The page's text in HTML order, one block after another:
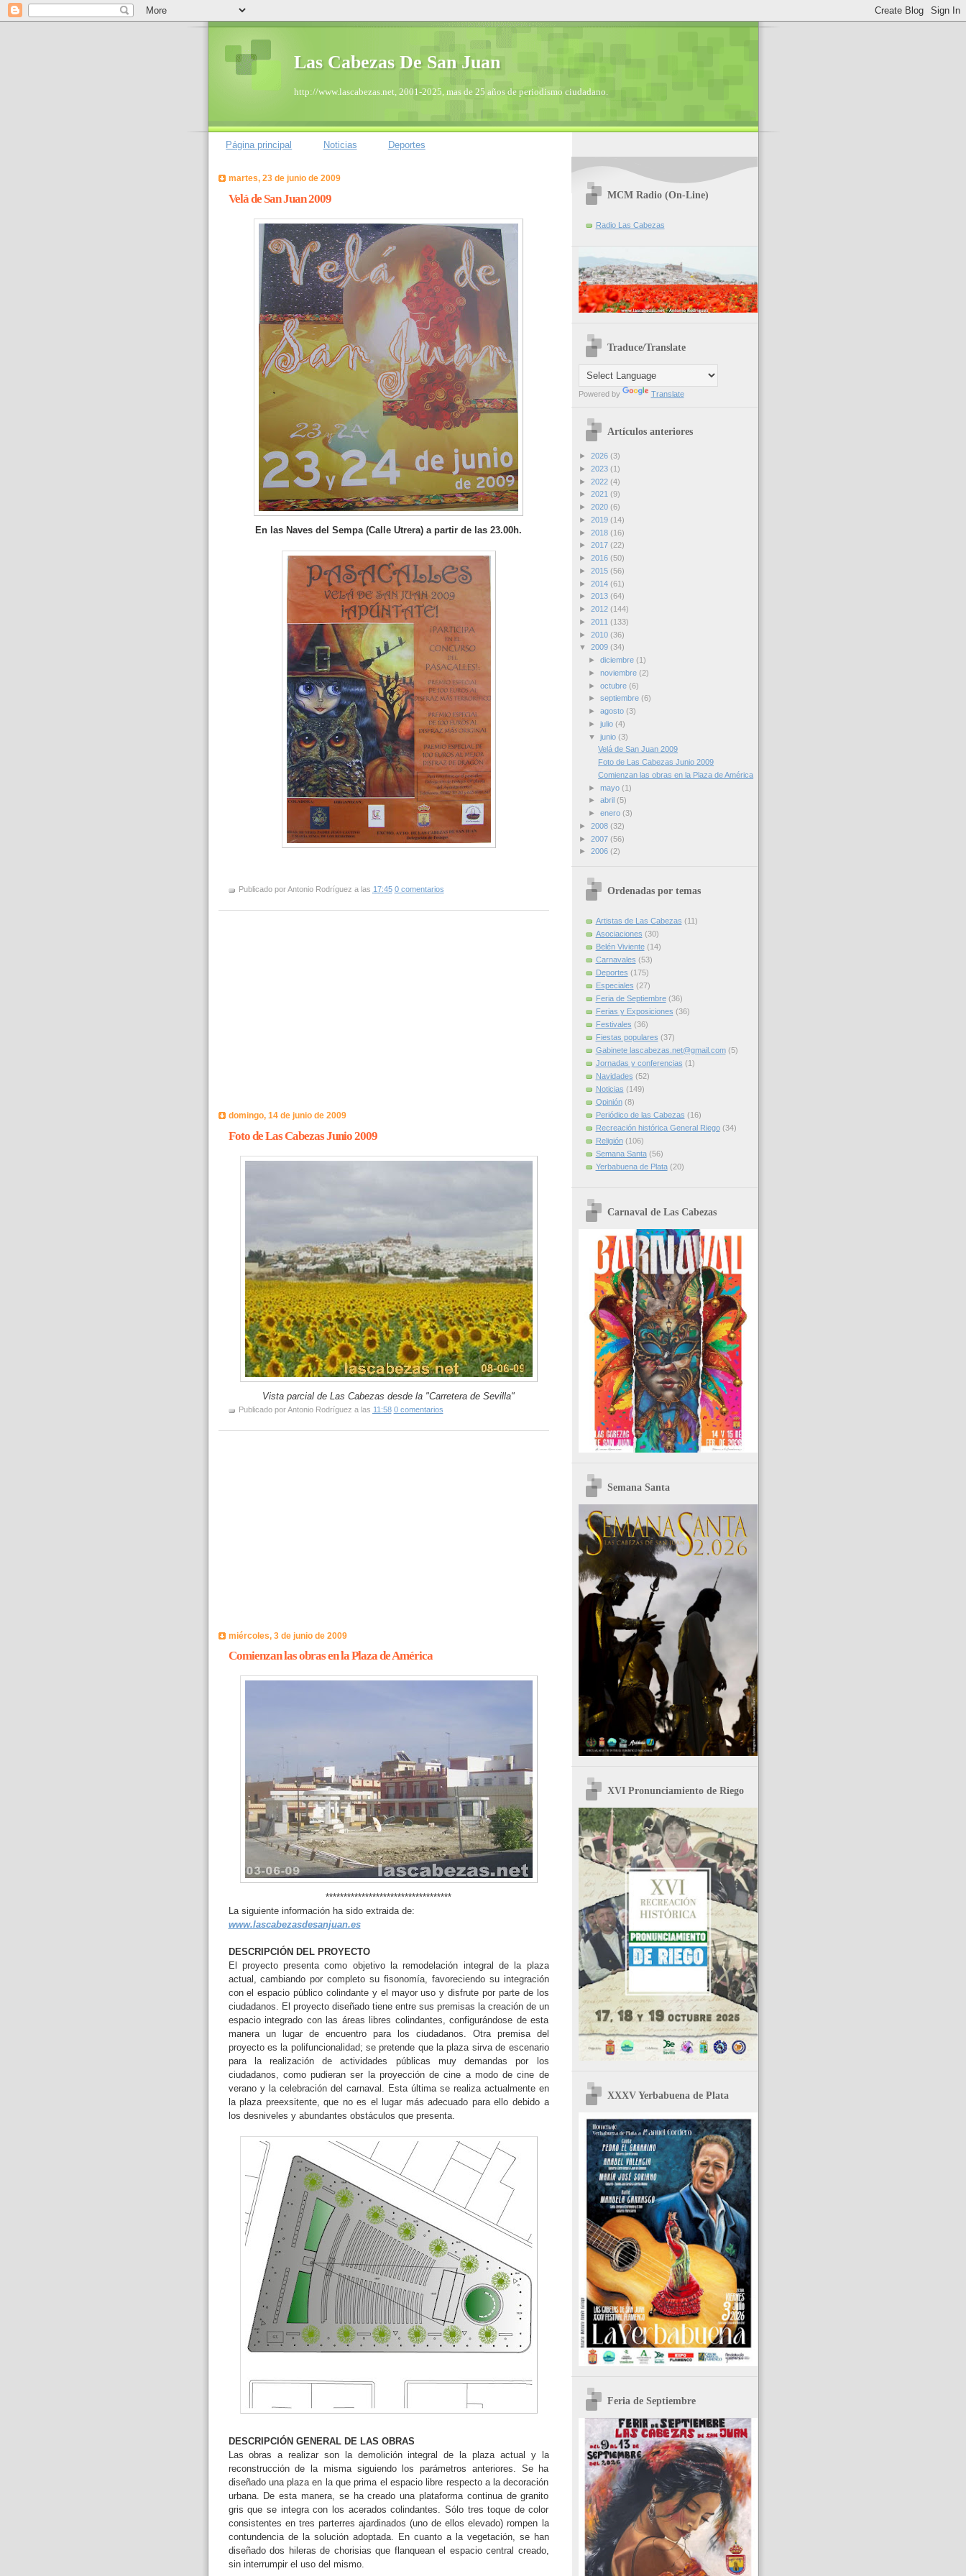
Las Cabezas De San Juan
http://www.lascabezas.net, 2001-2025, mas de 25 años de periodismo ciudadano.
Página principal Noticias Deportes
martes, 23 de junio de 2009
Velá de San Juan 2009
En las Naves del Sempa (Calle Utrera) a partir de las 23.00h.
Publicado porAntonio Rodríguez a las 17:45 0 comentarios
domingo, 14 de junio de 2009
Foto de Las Cabezas Junio 2009
Vista parcial de Las Cabezas desde la "Carretera de Sevilla"
Publicado porAntonio Rodríguez a las 11:58 0 comentarios
miércoles, 3 de junio de 2009
Comienzan las obras en la Plaza de América
***********************************
La siguiente información ha sido extraida de:
www.lascabezasdesanjuan.es
DESCRIPCIÓN DEL PROYECTO
El proyecto presenta como objetivo la remodelación integral de la plaza
actual, cambiando por completo su fisonomía, favoreciendo su integración
con el espacio público colindante y el mayor uso y disfrute por parte de los
ciudadanos. El proyecto diseñado tiene entre sus premisas la creación de un
espacio integrado con las áreas libres colindantes, configurándose de esta
manera un lugar de encuentro para los ciudadanos. Otra premisa del
proyecto es la polifuncionalidad; se pretende que la plaza sirva de escenario
para la realización de actividades públicas muy demandas por los
ciudadanos, como pudieran ser la proyección de cine a modo de cine de
verano y la celebración del carnaval. Esta última se realiza actualmente en
la plaza preexsitente, que no es el lugar más adecuado para ello debido a
los desniveles y abundantes obstáculos que presenta.
DESCRIPCIÓN GENERAL DE LAS OBRAS
Las obras a realizar son la demolición integral de la plaza actual y la
reconstrucción de la misma siguiendo los parámetros anteriores. Se ha
diseñado una plaza en la que prima el espacio libre respecto a la decoración
urbana. De esta manera, se ha creado una plataforma continua de granito
gris que se integra con los acerados colindantes. Sólo tres toque de color
consistentes en tres parterres ajardinados (uno de ellos elevado) rompen la
contundencia de la solución adoptada. En cuanto a la vegetación, se han
diseñado dos hileras de chorisias que flanquean el espacio central creado,
sin interrumpir el uso del mismo.
MCM Radio (On-Line)
Radio Las Cabezas
Traduce/Translate
Powered by Translate
Artículos anteriores
► 2026 (3)
► 2023 (1)
► 2022 (4)
► 2021 (9)
► 2020 (6)
► 2019 (14)
► 2018 (16)
► 2017 (22)
► 2016 (50)
► 2015 (56)
► 2014 (61)
► 2013 (64)
► 2012 (144)
► 2011 (133)
► 2010 (36)
▼ 2009 (34)
► diciembre (1)
► noviembre (2)
► octubre (6)
► septiembre (6)
► agosto (3)
► julio (4)
▼ junio (3)
Velá de San Juan 2009
Foto de Las Cabezas Junio 2009
Comienzan las obras en la Plaza de América
► mayo (1)
► abril (5)
► enero (3)
► 2008 (32)
► 2007 (56)
► 2006 (2)
Ordenadas por temas
Artistas de Las Cabezas (11)
Asociaciones (30)
Belén Viviente (14)
Carnavales (53)
Deportes (175)
Especiales (27)
Feria de Septiembre (36)
Ferias y Exposiciones (36)
Festivales (36)
Fiestas populares (37)
Gabinete lascabezas.net@gmail.com (5)
Jornadas y conferencias (1)
Navidades (52)
Noticias (149)
Opinión (8)
Periódico de las Cabezas (16)
Recreación histórica General Riego (34)
Religión (106)
Semana Santa (56)
Yerbabuena de Plata (20)
Carnaval de Las Cabezas
Semana Santa
XVI Pronunciamiento de Riego
XXXV Yerbabuena de Plata
Feria de Septiembre